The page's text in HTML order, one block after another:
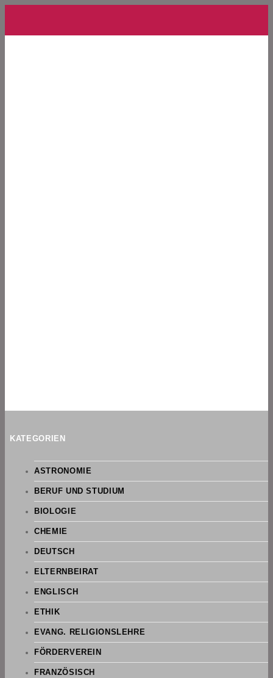
KATEGORIEN
ASTRONOMIE
BERUF UND STUDIUM
BIOLOGIE
CHEMIE
DEUTSCH
ELTERNBEIRAT
ENGLISCH
ETHIK
EVANG. RELIGIONSLEHRE
FÖRDERVEREIN
FRANZÖSISCH